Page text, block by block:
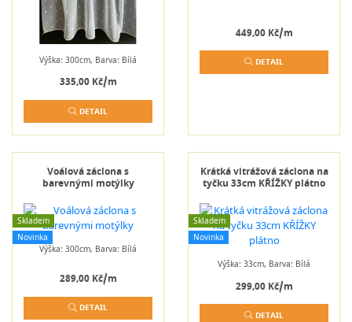
Výška: 300cm, Barva: Bílá
335,00 Kč/m
DETAIL
449,00 Kč/m
DETAIL
Voálová záclona s
barevnými motýlky
Skladem
Novinka
Výška: 300cm, Barva: Bílá
289,00 Kč/m
DETAIL
Krátká vitrážová záclona na
tyčku 33cm KŘÍŽKY plátno
Skladem
Novinka
Výška: 33cm, Barva: Bílá
299,00 Kč/m
DETAIL